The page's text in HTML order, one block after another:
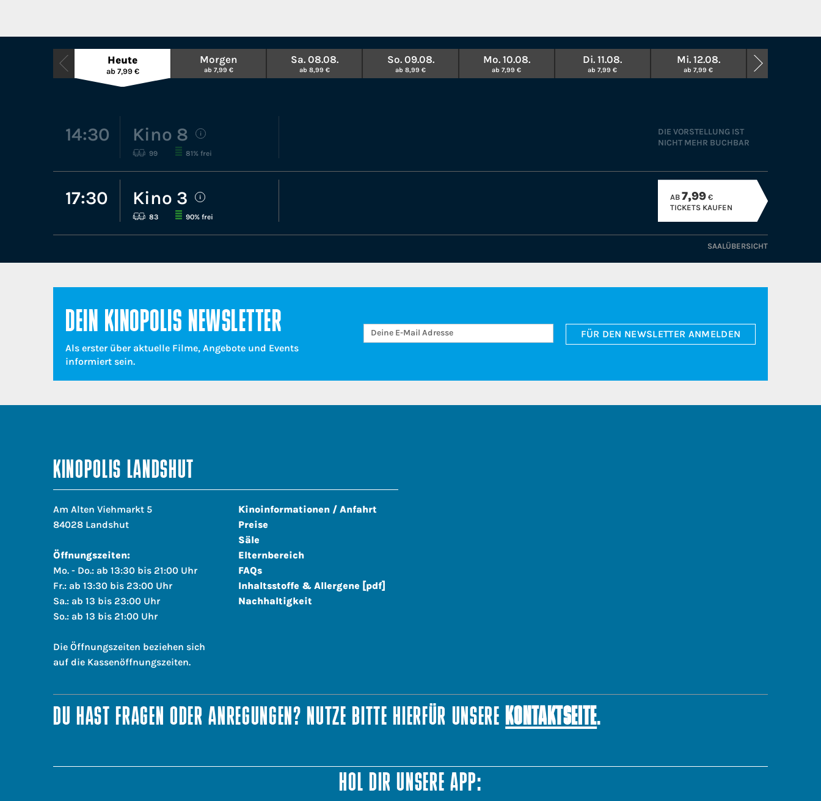
Heute
ab 7,99 €
Morgen
ab 7,99 €
Sa. 08.08.
ab 8,99 €
So. 09.08.
ab 8,99 €
Mo. 10.08.
ab 7,99 €
Di. 11.08.
ab 7,99 €
Mi. 12.08.
ab 7,99 €
14:30 Kino 8 i
99 81% frei
DIE VORSTELLUNG IST
NICHT MEHR BUCHBAR
17:30 Kino 3 i
83 90% frei
AB 7,99 €
TICKETS KAUFEN
SAALÜBERSICHT
DEIN KINOPOLIS NEWSLETTER
Als erster über aktuelle Filme, Angebote und Events
informiert sein.
FÜR DEN NEWSLETTER ANMELDEN
KINOPOLIS LANDSHUT
Am Alten Viehmarkt 5
84028 Landshut
Öffnungszeiten:
Mo. - Do.: ab 13:30 bis 21:00 Uhr
Fr.: ab 13:30 bis 23:00 Uhr
Sa.: ab 13 bis 23:00 Uhr
So.: ab 13 bis 21:00 Uhr
Die Öffnungszeiten beziehen sich
auf die Kassenöffnungszeiten.
Kinoinformationen / Anfahrt
Preise
Säle
Elternbereich
FAQs
Inhaltsstoffe & Allergene [pdf]
Nachhaltigkeit
DU HAST FRAGEN ODER ANREGUNGEN? NUTZE BITTE HIERFÜR UNSEREKONTAKTSEITE.
HOL DIR UNSERE APP: